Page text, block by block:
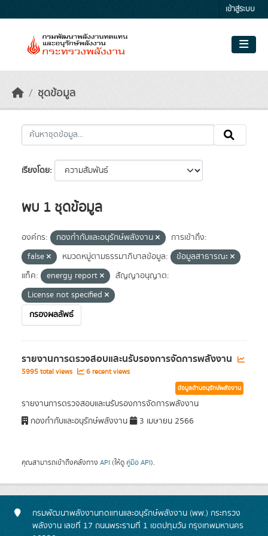
เข้าสู่ระบบ
ชุดข้อมูล
เรียงโดย
พบ 1 ชุดข้อมูล
องค์กร: กองกำกับและอนุรักษ์พลังงาน
การเข้าถึง:
false
หมวดหมู่ตามธรรมาภิบาลข้อมูล:
ข้อมูลสาธารณะ
แท็ค:
energy report
สัญญาอนุญาต:
License not specified
กรองผลลัพธ์
รายงานการตรวจสอบและนรับรองการจัดการพลังงาน
5995 total views 6 recent views
ข้อมูลด้านอนุรักษ์พลังงาน
รายงานการตรวจสอบและนรับรองการจัดการพลังงาน
กองกำกับและอนุรักษ์พลังงาน
3 เมษายน 2566
คุณสามารถเข้าถึงคลังทาง API (ให้ดู คู่มือ API).
กรมพัฒนาพลังงานทดแทนและอนุรักษ์พลังงาน (พพ.) กระทรวง
พลังงาน เลขที่ 17 ถนนพระรามที่ 1 เขตปทุมวัน กรุงเทพมหานคร